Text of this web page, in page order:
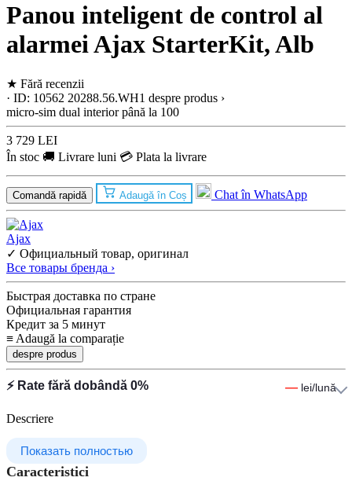
Panou inteligent de control al
alarmei Ajax StarterKit, Alb
★ Fără recenzii
· ID: 10562 20288.56.WH1 despre produs ›
micro-sim dual interior până la 100
3 729 LEI
În stoc 🚚 Livrare luni 💳 Plata la livrare
Comandă rapidă Adaugă în Coș Chat în WhatsApp
Ajax
✓ Официальный товар, оригинал
Все товары бренда ›
Быстрая доставка по стране
Официальная гарантия
Кредит за 5 минут
≡ Adaugă la comparație
despre produs
⚡ Rate fără dobândă 0% — lei/lună
Descriere
Показать полностью
Caracteristici